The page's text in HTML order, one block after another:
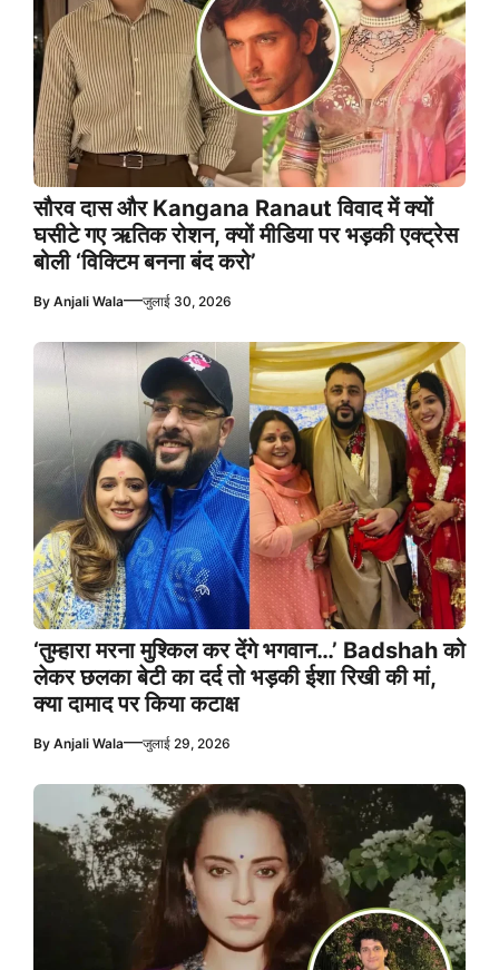
सौरव दास और Kangana Ranaut विवाद में क्यों
घसीटे गए ऋतिक रोशन, क्यों मीडिया पर भड़की एक्ट्रेस
बोली ‘विक्टिम बनना बंद करो’
By Anjali Wala—जुलाई 30, 2026
‘तुम्हारा मरना मुश्किल कर देंगे भगवान…’ Badshah को
लेकर छलका बेटी का दर्द तो भड़की ईशा रिखी की मां,
क्या दामाद पर किया कटाक्ष
By Anjali Wala—जुलाई 29, 2026